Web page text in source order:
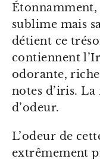
Étonnamment,
sublime mais
détient ce
contiennent
odorante,
notes d’iris. La
d’odeur.
L’odeur de
extrêmement